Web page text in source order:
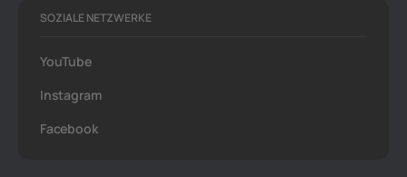
SOZIALE NETZWERKE
YouTube
Instagram
Facebook